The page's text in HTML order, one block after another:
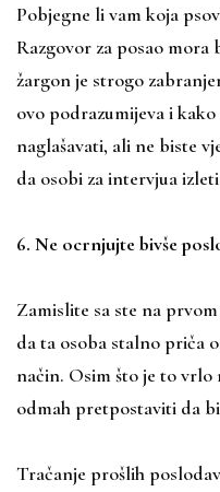
Pobjegne li vam koja
Razgovor za posao
žargon je strogo
ovo podrazumijeva i
naglašavati, ali ne biste
da osobi za intervjua
6. Ne ocrnjujte bivše
Zamislite sa ste na
da ta osoba stalno priča
način. Osim što je to vrlo
odmah pretpostaviti da
Tračanje prošlih